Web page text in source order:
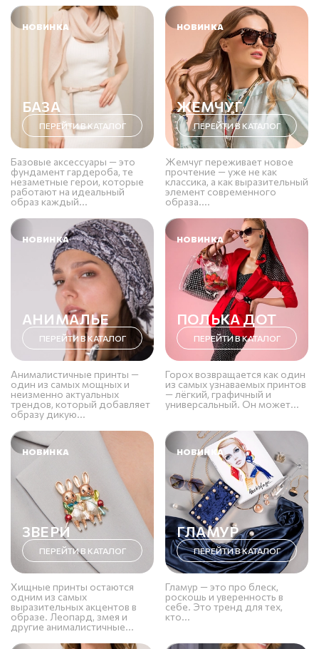
НОВИНКА
БАЗА
ПЕРЕЙТИ В КАТАЛОГ
Базовые аксессуары — это
фундамент гардероба, те
незаметные герои, которые
работают на идеальный
образ каждый...
НОВИНКА
ЖЕМЧУГ
ПЕРЕЙТИ В КАТАЛОГ
Жемчуг переживает новое
прочтение — уже не как
классика, а как выразительный
элемент современного
образа....
НОВИНКА
АНИМАЛЬЕ
ПЕРЕЙТИ В КАТАЛОГ
Анималистичные принты —
один из самых мощных и
неизменно актуальных
трендов, который добавляет
образу дикую...
НОВИНКА
ПОЛЬКА ДОТ
ПЕРЕЙТИ В КАТАЛОГ
Горох возвращается как один
из самых узнаваемых принтов
— лёгкий, графичный и
универсальный. Он может...
НОВИНКА
ЗВЕРИ
ПЕРЕЙТИ В КАТАЛОГ
Хищные принты остаются
одним из самых
выразительных акцентов в
образе. Леопард, змея и
другие анималистичные...
НОВИНКА
ГЛАМУР
ПЕРЕЙТИ В КАТАЛОГ
Гламур — это про блеск,
роскошь и уверенность в
себе. Это тренд для тех,
кто...